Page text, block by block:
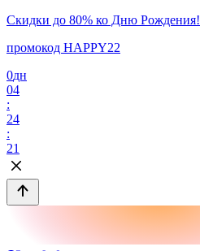
Скидки до 80% ко Дню Рождения!
промокод HAPPY22
0дн
04
:
24
:
21